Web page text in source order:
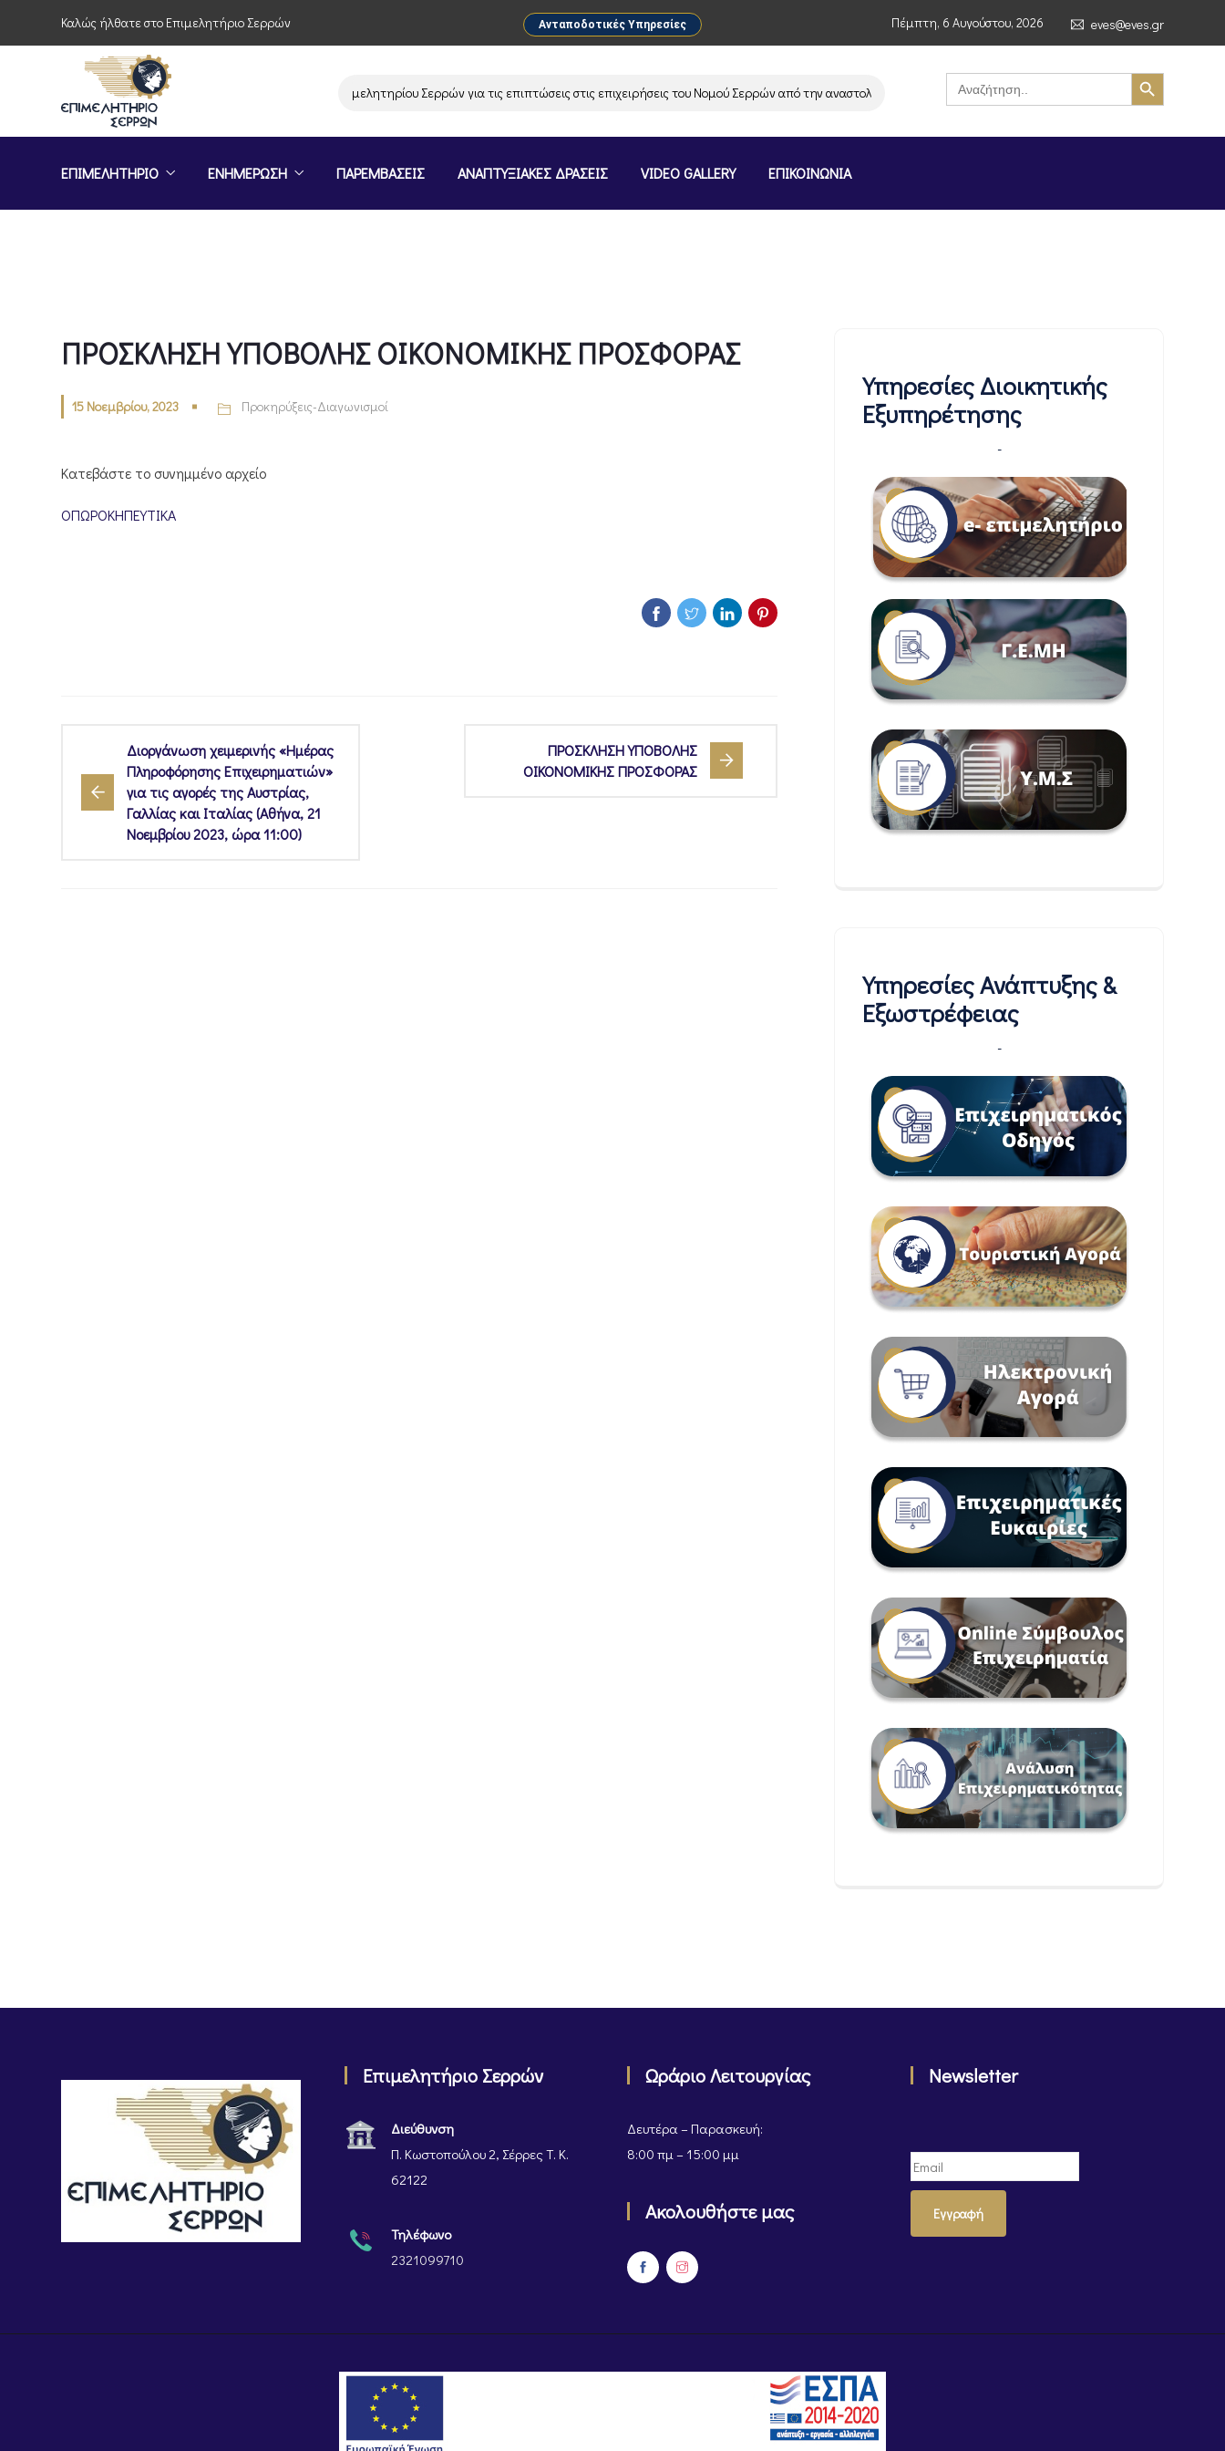
Καλώς ήλθατε στο Επιμελητήριο Σερρών Ανταποδοτικές Υπηρεσίες Πέμπτη, 6 Αυγούστου, 2026 eves@eves.gr
Παρέμβαση του Επιμελητηρίου Σερρών για τις επιπτώσεις στις επιχειρήσεις του Νομού Σερρών από την αναστολή λειτουργίας της αλυσίδας σούπερ μάρκετ MERE στην Ελλάδα –
Search
for:
Search Button
ΕΠΙΜΕΛΗΤΗΡΙΟ ΕΝΗΜΕΡΩΣΗ ΠΑΡΕΜΒΑΣΕΙΣ ΑΝΑΠΤΥΞΙΑΚΕΣ ΔΡΑΣΕΙΣ VIDEO GALLERY ΕΠΙΚΟΙΝΩΝΙΑ
ΠΡΟΣΚΛΗΣΗ ΥΠΟΒΟΛΗΣ ΟΙΚΟΝΟΜΙΚΗΣ ΠΡΟΣΦΟΡΑΣ
15 Νοεμβρίου, 2023 Προκηρύξεις-Διαγωνισμοί
Κατεβάστε το συνημμένο αρχείο
ΟΠΩΡΟΚΗΠΕΥΤΙΚΑ
Διοργάνωση χειμερινής «Ημέρας
Πληροφόρησης Επιχειρηματιών»
για τις αγορές της Αυστρίας,
Γαλλίας και Ιταλίας (Αθήνα, 21
Νοεμβρίου 2023, ώρα 11:00)
ΠΡΟΣΚΛΗΣΗ ΥΠΟΒΟΛΗΣ
ΟΙΚΟΝΟΜΙΚΗΣ ΠΡΟΣΦΟΡΑΣ
Υπηρεσίες Διοικητικής
Εξυπηρέτησης
-
Υπηρεσίες Ανάπτυξης &
Εξωστρέφειας
-
Επιμελητήριο Σερρών
Διεύθυνση
Π. Κωστοπούλου 2, Σέρρες Τ. Κ.
62122
Τηλέφωνο
2321099710
Ωράριο Λειτουργίας
Δευτέρα – Παρασκευή:
8:00 πμ – 15:00 μμ
Ακολουθήστε μας
Newsletter
Εγγραφή